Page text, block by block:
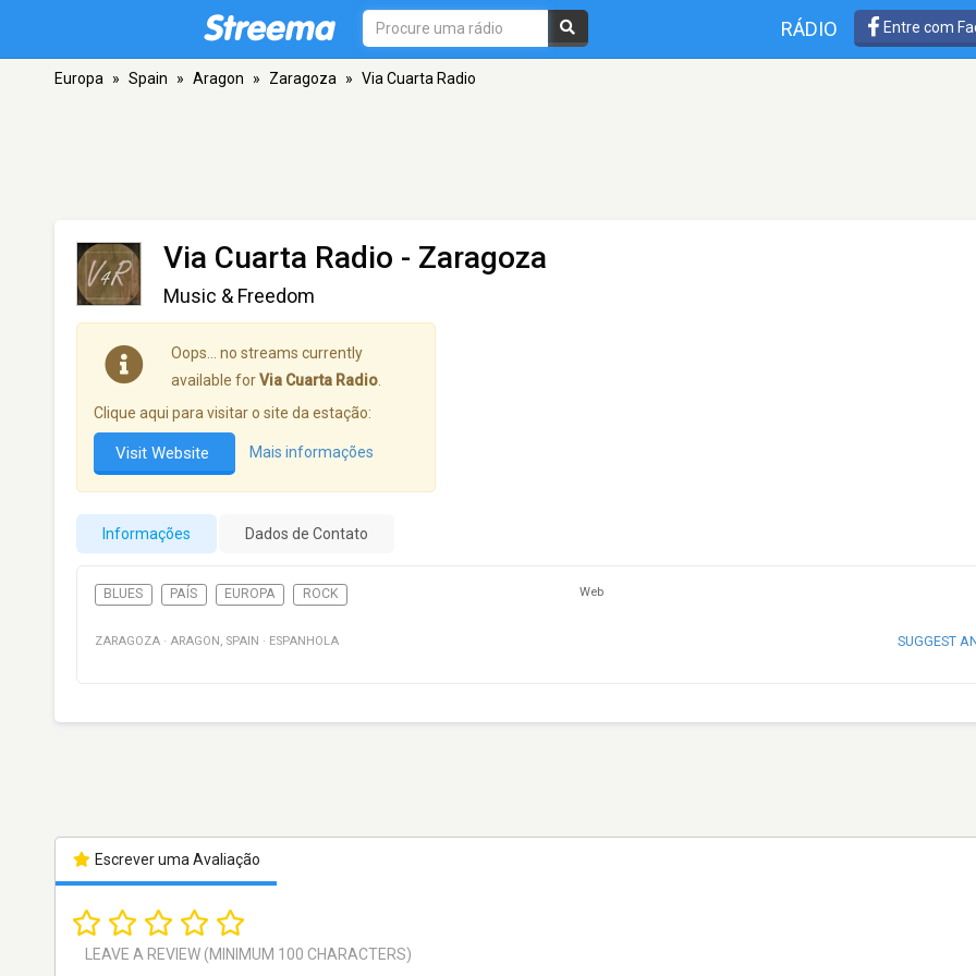
RÁDIO Entre com
Europa » Spain » Aragon » Zaragoza » Via Cuarta Radio
Via Cuarta Radio - Zaragoza
Music & Freedom
Oops… no streams currently
available forVia Cuarta Radio
Clique aqui para visitar o site da estação:
Visit Website Mais informações
Informações Dados de Contato
BLUES PAÍS EUROPA ROCK Web
ZARAGOZA · ARAGON , SPAIN · ESPANHOLA SUGGEST
Escrever uma Avaliação